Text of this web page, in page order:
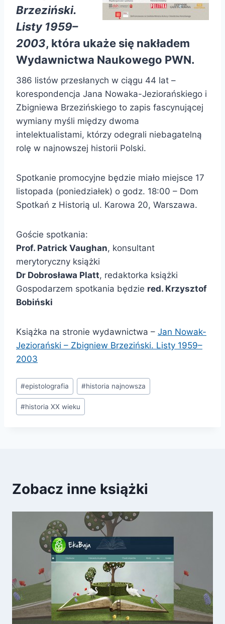
Brzeziński.
Listy 1959–
2003, która ukaże się nakładem
Wydawnictwa Naukowego PWN.
386 listów przesłanych w ciągu 44 lat –
korespondencja Jana Nowaka-Jeziorańskiego i
Zbigniewa Brzezińskiego to zapis fascynującej
wymiany myśli między dwoma
intelektualistami, którzy odegrali niebagatelną
rolę w najnowszej historii Polski.
Spotkanie promocyjne będzie miało miejsce 17
listopada (poniedziałek) o godz. 18:00 – Dom
Spotkań z Historią ul. Karowa 20, Warszawa.
Goście spotkania:
Prof. Patrick Vaughan, konsultant
merytoryczny książki
Dr Dobrosława Platt, redaktorka książki
Gospodarzem spotkania będzie red. Krzysztof
Bobiński
Książka na stronie wydawnictwa – Jan Nowak-
Jeziorański – Zbigniew Brzeziński. Listy 1959–
2003
Tagi
wpisu:
#epistolografia #historia najnowsza
#historia XX wieku
Zobacz inne książki